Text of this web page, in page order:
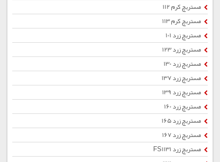
مستربچ کرم 112
مستربچ کرم 113
مستربچ زرد 101
مستربچ زرد 123
مستربچ زرد 130
مستربچ زرد 137
مستربچ زرد 139
مستربچ زرد 160
مستربچ زرد 165
مستربچ زرد 167
مستربچ زرد FS1131